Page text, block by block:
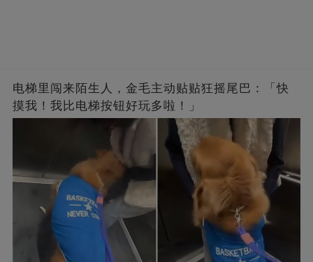
电梯里闯来陌生人，金毛主动贴贴狂摇尾巴：「快
摸我！我比电梯按钮好玩多啦！」